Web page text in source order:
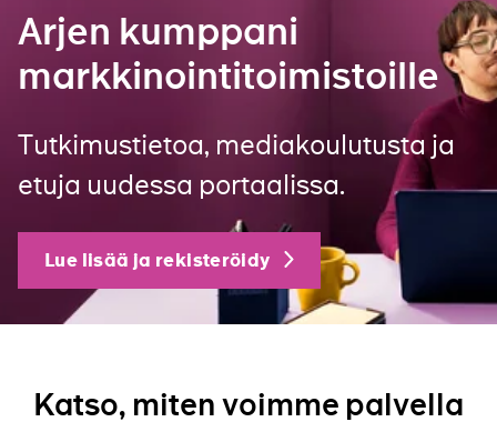
Arjen kumppani
markkinointitoimistoille
Tutkimustietoa, mediakoulutusta ja
etuja uudessa portaalissa.
Lue lisää ja rekisteröidy
Katso, miten voimme palvella